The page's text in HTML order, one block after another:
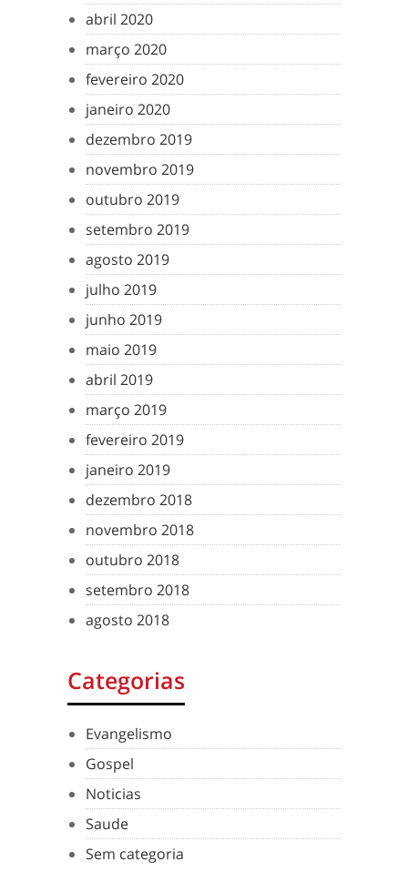
abril 2020
março 2020
fevereiro 2020
janeiro 2020
dezembro 2019
novembro 2019
outubro 2019
setembro 2019
agosto 2019
julho 2019
junho 2019
maio 2019
abril 2019
março 2019
fevereiro 2019
janeiro 2019
dezembro 2018
novembro 2018
outubro 2018
setembro 2018
agosto 2018
Categorias
Evangelismo
Gospel
Noticias
Saude
Sem categoria